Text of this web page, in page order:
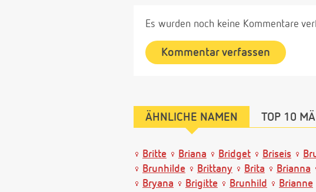
Es wurden noch keine Kommentare
Kommentar verfassen
ÄHNLICHE NAMEN TOP 10
Britte Briana Bridget Briseis
Brunhilde
Brittany Brita Brianna
Bryana
Brigitte Brunhild Brianne